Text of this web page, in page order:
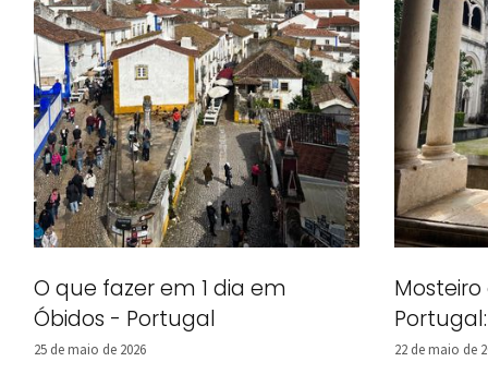
O que fazer em 1 dia em
Óbidos - Portugal
25 de maio de 2026 22 de maio de